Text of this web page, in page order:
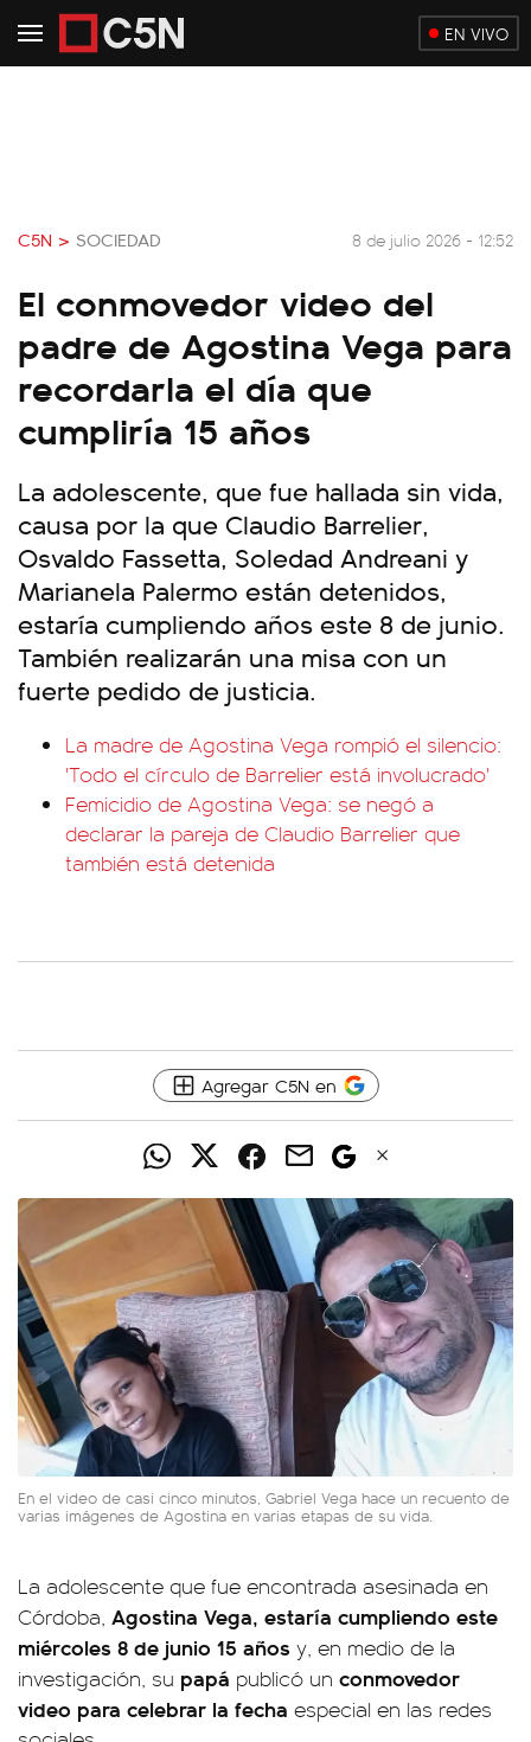
EN VIVO
C5N > SOCIEDAD 8 de julio 2026 - 12:52
El conmovedor video del
padre de Agostina Vega para
recordarla el día que
cumpliría 15 años
La adolescente, que fue hallada sin vida,
causa por la que Claudio Barrelier,
Osvaldo Fassetta, Soledad Andreani y
Marianela Palermo están detenidos,
estaría cumpliendo años este 8 de junio.
También realizarán una misa con un
fuerte pedido de justicia.
La madre de Agostina Vega rompió el silencio:
'Todo el círculo de Barrelier está involucrado'
Femicidio de Agostina Vega: se negó a
declarar la pareja de Claudio Barrelier que
también está detenida
Agregar C5N en
En el video de casi cinco minutos, Gabriel Vega hace un recuento de
varias imágenes de Agostina en varias etapas de su vida.
La adolescente que fue encontrada asesinada en
Córdoba, Agostina Vega, estaría cumpliendo este
miércoles 8 de junio 15 años y, en medio de la
investigación, su papá publicó un conmovedor
video para celebrar la fecha especial en las redes